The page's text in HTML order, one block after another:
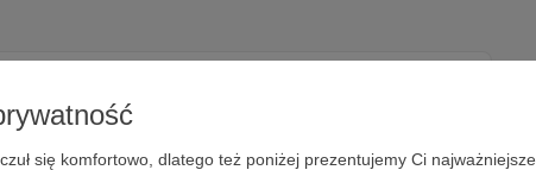
się komfortowo, dlatego też poniżej prezentujemy Ci najważniejsze